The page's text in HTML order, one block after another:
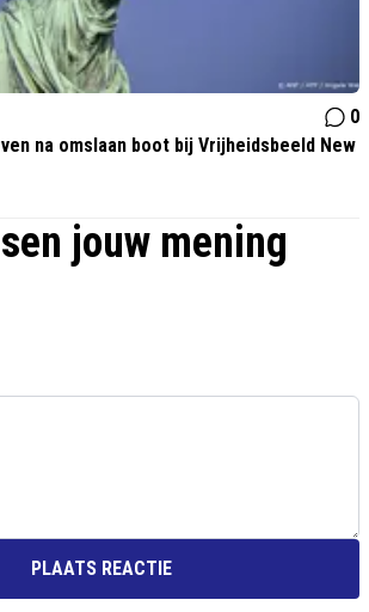
0
na omslaan boot bij Vrijheidsbeeld New
jouw mening
PLAATS REACTIE